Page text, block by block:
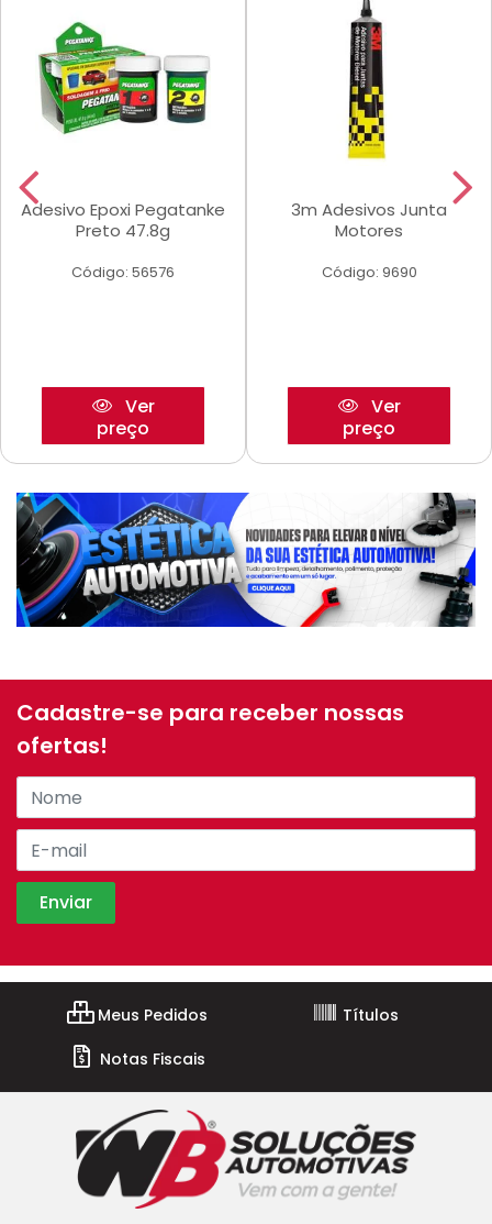
Adesivo Epoxi Pegatanke
Preto 47.8g
Código: 56576
Ver
preço
3m Adesivos Junta
Motores
Código: 9690
Ver
preço
Cadastre-se para receber nossas
ofertas!
Meus Pedidos
Títulos
Notas Fiscais